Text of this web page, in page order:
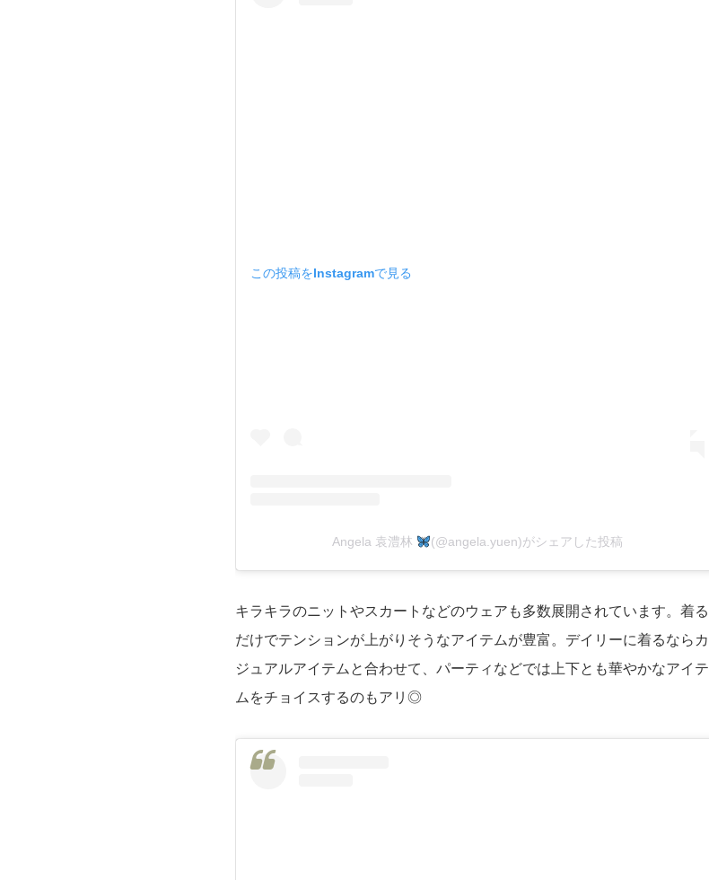
この投稿をInstagramで見る
Angela 袁澧林 (@angela.yuen)がシェアした投稿
キラキラのニットやスカートなどのウェアも多数展開されています。着る
だけでテンションが上がりそうなアイテムが豊富。デイリーに着るならカ
ジュアルアイテムと合わせて、パーティなどでは上下とも華やかなアイテ
ムをチョイスするのもアリ◎